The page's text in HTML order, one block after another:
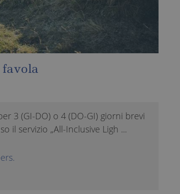
Sole, neve e wellness
La nostra offerta „All-Inclusive
di 3 (GI-DO) o 4 (DO-GI) notti allo